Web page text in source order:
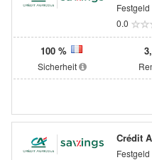
0.0
100 %
Sicherheit
Crédit